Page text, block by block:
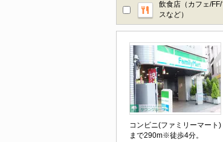
飲食店（カフェ/
スなど）
コンビニ(ファミリーマート)
まで290m※徒歩4分。